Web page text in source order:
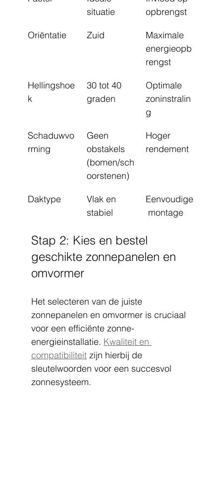
situatie
opbrengst
Oriëntatie Zuid
Maximale
energieopb
rengst
Hellingshoe
k
30 tot 40
graden
Optimale
zoninstralin
g
Schaduwvo
rming
Geen
obstakels
(bomen/sch
oorstenen)
Hoger
rendement
Daktype
Vlak en
stabiel
Eenvoudige
montage
Stap 2: Kies en bestel
geschikte zonnepanelen en
omvormer
Het selecteren van de juiste
zonnepanelen en omvormer is cruciaal
voor een efficiënte zonne-
energieinstallatie. Kwaliteit en
compatibiliteit zijn hierbij de
sleutelwoorden voor een succesvol
zonnesysteem.